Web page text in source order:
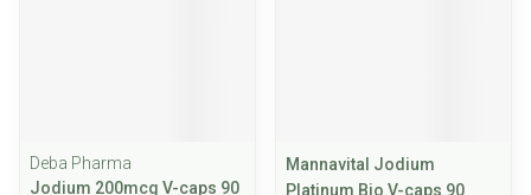
Deba Pharma
Jodium 200mcg V-caps 90
Mannavital Jodium
Platinum Bio V-caps 90